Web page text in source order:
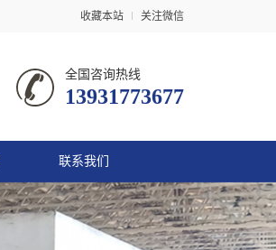
收藏本站 关注微信
全国咨询热线
13931773677
联系我们